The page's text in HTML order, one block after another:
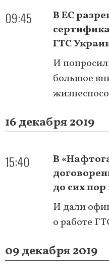
09:45
В ЕС
ГТС
И
большое
16 декабря 2019
15:40
В
до сих пор
И дали
о работе
09 декабря 2019